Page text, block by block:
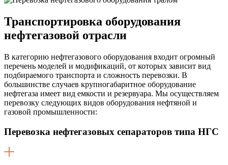
Транспортировка оборудования
нефтегазовой отрасли
В категорию нефтегазового оборудования входит огромный
перечень моделей и модификаций, от которых зависит вид
подбираемого транспорта и сложность перевозки. В
большинстве случаев крупногабаритное оборудование
нефтегаза имеет вид емкости и резервуара. Мы осуществляем
перевозку следующих видов оборудования нефтяной и
газовой промышленности:
Перевозка нефтегазовых сепараторов типа НГС